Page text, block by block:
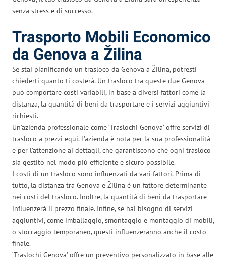
senza stress e di successo.
Trasporto Mobili Economico
da Genova a Žilina
Se stai pianificando un trasloco da Genova a Žilina, potresti
chiederti quanto ti costerà. Un trasloco tra queste due Genova
può comportare costi variabili, in base a diversi fattori come la
distanza, la quantità di beni da trasportare e i servizi aggiuntivi
richiesti.
Un’azienda professionale come ‘Traslochi Genova’ offre servizi di
trasloco a prezzi equi. L’azienda è nota per la sua professionalità
e per l’attenzione ai dettagli, che garantiscono che ogni trasloco
sia gestito nel modo più efficiente e sicuro possibile.
I costi di un trasloco sono influenzati da vari fattori. Prima di
tutto, la distanza tra Genova e Žilina è un fattore determinante
nei costi del trasloco. Inoltre, la quantità di beni da trasportare
influenzerà il prezzo finale. Infine, se hai bisogno di servizi
aggiuntivi, come imballaggio, smontaggio e montaggio di mobili,
o stoccaggio temporaneo, questi influenzeranno anche il costo
finale.
‘Traslochi Genova’ offre un preventivo personalizzato in base alle